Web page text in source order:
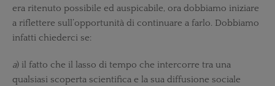
era ritenuto possibile ed auspicabile, ora dobbiamo iniziare
a riflettere sull’opportunità di continuare a farlo. Dobbiamo
infatti chiederci se:
a) il fatto che il lasso di tempo che intercorre tra una
qualsiasi scoperta scientifica e la sua diffusione sociale